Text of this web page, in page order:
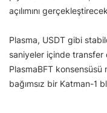
açılımını
Plasma, USDT gibi
saniyeler içinde transfer
PlasmaBFT konsensüsü
bağımsız bir Katman-1